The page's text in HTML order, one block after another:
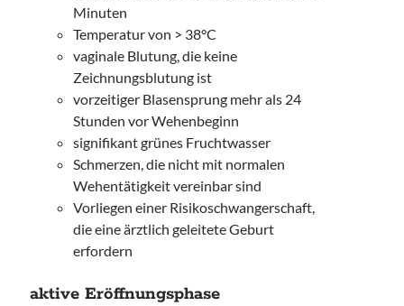
Minuten
Temperatur von > 38°C
vaginale Blutung, die keine
Zeichnungsblutung ist
vorzeitiger Blasensprung mehr als 24
Stunden vor Wehenbeginn
signifikant grünes Fruchtwasser
Schmerzen, die nicht mit normalen
Wehentätigkeit vereinbar sind
Vorliegen einer Risikoschwangerschaft,
die eine ärztlich geleitete Geburt
erfordern
aktive Eröffnungsphase